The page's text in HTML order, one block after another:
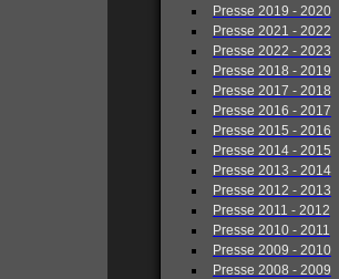
Presse 2019 - 2020
Presse 2021 - 2022
Presse 2022 - 2023
Presse 2018 - 2019
Presse 2017 - 2018
Presse 2016 - 2017
Presse 2015 - 2016
Presse 2014 - 2015
Presse 2013 - 2014
Presse 2012 - 2013
Presse 2011 - 2012
Presse 2010 - 2011
Presse 2009 - 2010
Presse 2008 - 2009